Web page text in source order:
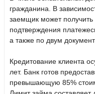
гражданина. В
заемщик может получить
подтверждения
а также по двум
Кредитование клиента
лет. Банк готов
превышающую 85%